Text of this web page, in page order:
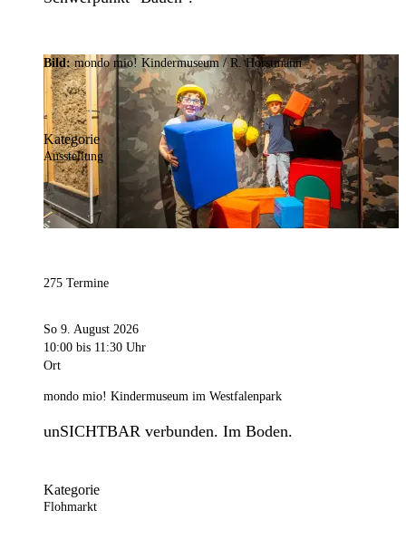
Bild:mondo mio! Kindermuseum / R. Horstmann
Kategorie
Ausstellung
275 Termine
So 9. August 2026
10:00 bis 11:30 Uhr
Ort
mondo mio! Kindermuseum im Westfalenpark
unSICHTBAR verbunden. Im Boden.
Kategorie
Flohmarkt